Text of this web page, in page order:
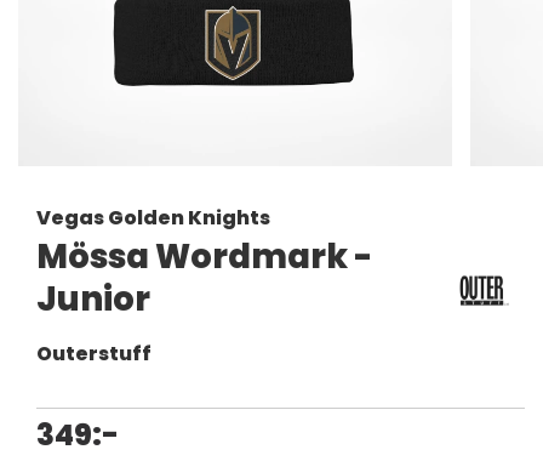
Vegas Golden Knights
Mössa Wordmark -
Junior
Outerstuff
349:-